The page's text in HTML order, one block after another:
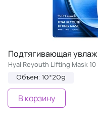
Подтягивающая
Hyal Reyouth Lifting Mask 10
Объем: 10*20g
В корзину